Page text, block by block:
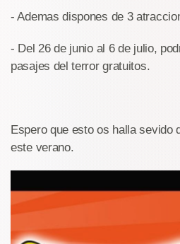
- Ademas dispones de 3
- Del 26 de junio al 6 de julio,
pasajes del terror gratuitos.
Espero que esto os halla sevido
este verano.